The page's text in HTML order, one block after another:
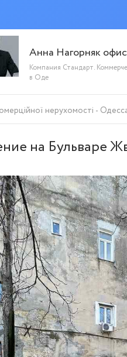
Анна Нагорняк
Компания Стандарт.
в Оде
нерухомості
на Бульваре